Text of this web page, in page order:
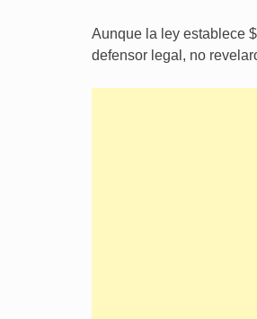
Aunque la ley establece
defensor legal, no